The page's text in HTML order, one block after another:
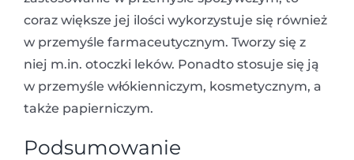
coraz większe jej ilości wykorzystuje się również
w przemyśle farmaceutycznym. Tworzy się z
niej m.in. otoczki leków. Ponadto stosuje się ją
w przemyśle włókienniczym, kosmetycznym, a
także papierniczym.
Podsumowanie